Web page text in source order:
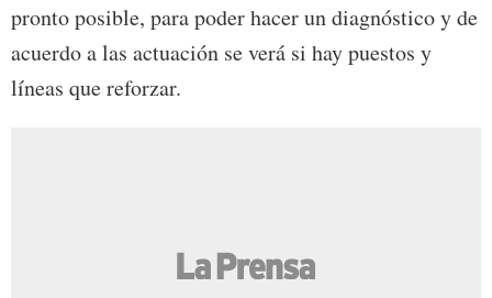
pronto posible, para poder hacer un diagnóstico y de
acuerdo a las actuación se verá si hay puestos y
líneas que reforzar.